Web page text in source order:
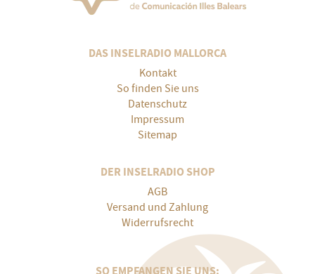
DAS INSELRADIO MALLORCA
Kontakt
So finden Sie uns
Datenschutz
Impressum
Sitemap
DER INSELRADIO SHOP
AGB
Versand und Zahlung
Widerrufsrecht
SO EMPFANGEN SIE UNS: